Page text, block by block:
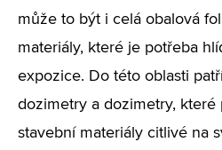
může to být i celá obalová
materiály, které je potřeba
expozice. Do této oblasti
dozimetry a dozimetry, které
stavební materiály citlivé na